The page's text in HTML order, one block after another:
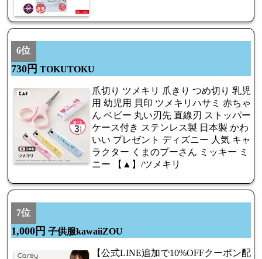
6位
730円 TOKUTOKU
爪切り ツメキリ 爪きり つめ切り 乳児
用 幼児用 貝印 ツメキリハサミ 赤ちゃ
ん ベビー 丸い刃先 直線刃 ストッパー
ケース付き ステンレス製 日本製 かわ
いい プレゼント ディズニー 人気 キャ
ラクター くまのプーさん ミッキー ミ
ニー 【▲】/ツメキリ
7位
1,000円 子供服kawaiiZOU
【公式LINE追加で10%OFFクーポン配